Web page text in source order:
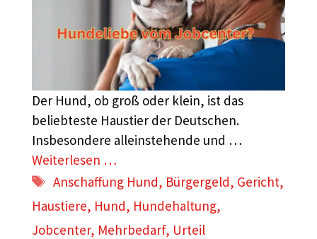
Der Hund, ob groß oder klein, ist das
beliebteste Haustier der Deutschen.
Insbesondere alleinstehende und …
Weiterlesen …
Schlagwörter
Anschaffung Hund, Bürgergeld, Gericht,
Haustiere, Hund, Hundehaltung,
Jobcenter, Mehrbedarf, Urteil